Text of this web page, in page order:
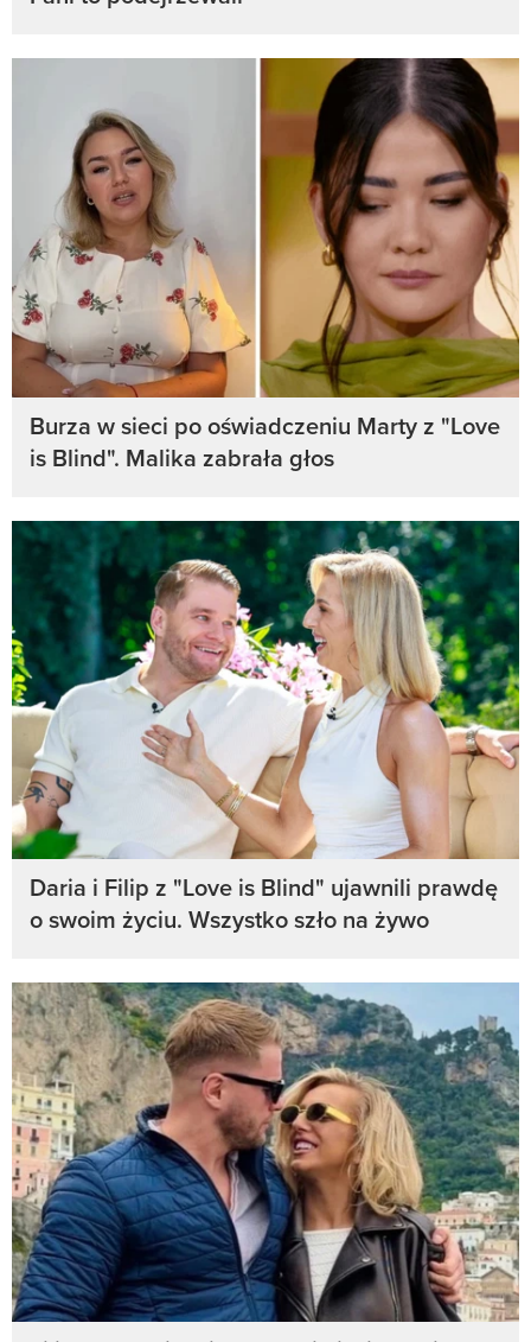
Burza w sieci po oświadczeniu Marty z "Love
is Blind". Malika zabrała głos
Daria i Filip z "Love is Blind" ujawnili prawdę
o swoim życiu. Wszystko szło na żywo